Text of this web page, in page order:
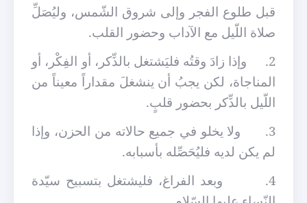
قبل طلوع الفجر وإلى شروق الشّمس، وليُصَلِّ
صلاة اللّيل مع الآداب وحضور القلب.
2.
وإذا زادَ وقتُه فليَشتغل بالذِّكر، أو الفِكْر، أو
المناجاة، لكن يجبُ أن ينشغلَ مقداراً معيناً من
اللّيل بالذِّكر بحضور قلبٍ.
3.
ولا يخلو في جميع حالاته من الحزن، وإذا
لم يكن لديه فليُحَصِّله بأسبابه.
4.
وبعد الفراغ، فليشتغل بتسبيح سيّدة